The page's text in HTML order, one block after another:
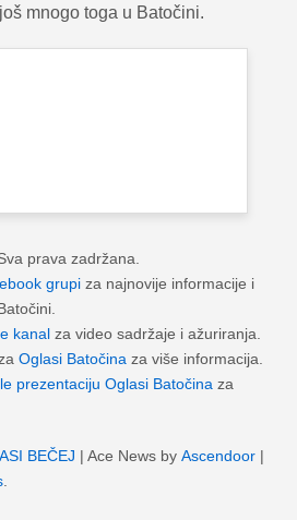
mnogo toga u Batočini.
prava zadržana.
grupi za najnovije informacije i
kanal za video sadržaje i ažuriranja.
Oglasi Batočina za više informacija.
prezentaciju Oglasi Batočina za
BEČEJ | Ace News by Ascendoor |